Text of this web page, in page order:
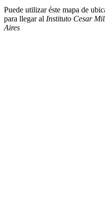
Puede utilizar éste mapa de
para llegar al Instituto Cesar
Aires